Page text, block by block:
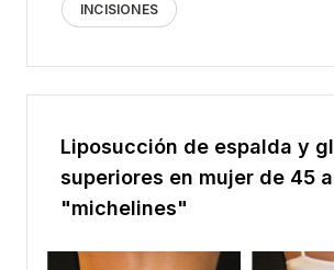
INCISIONES
Liposucción de espalda y
superiores en mujer de 45
"michelines"